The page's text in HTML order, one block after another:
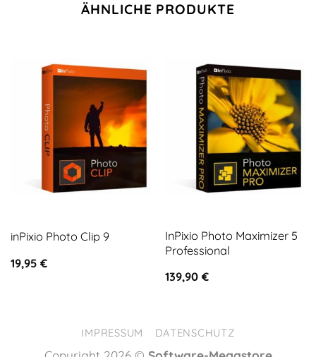
ÄHNLICHE PRODUKTE
inPixio Photo Clip 9
19,95 €
InPixio Photo Maximizer 5
Professional
139,90 €
IMPRESSUM DATENSCHUTZ